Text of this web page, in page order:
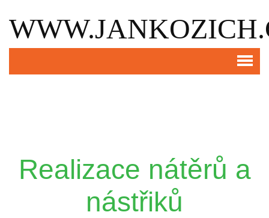
Realizace nátěrů a
nástřiků